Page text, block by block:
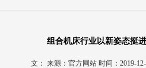
组合机床行业以新姿态挺
文： 来源：官方网站 时间：2019-